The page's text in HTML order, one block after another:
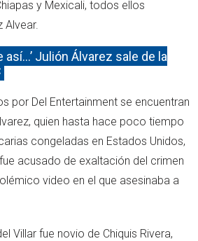
y Mexicali, todos ellos
Alvear.
así…’ Julión Álvarez sale de la
por Del Entertainment se encuentran
quien hasta hace poco tiempo
congeladas en Estados Unidos,
acusado de exaltación del crimen
video en el que asesinaba a
Villar fue novio de Chiquis Rivera,